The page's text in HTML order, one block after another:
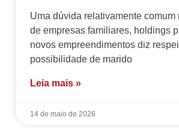
Uma dúvida relativamente comum
de empresas familiares, holdings
novos empreendimentos diz
possibilidade de marido
Leia mais »
14 de maio de 2026